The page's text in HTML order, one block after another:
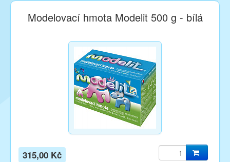
Facebook
Modelovací hmota Modelit 500 g - bílá
315,00 Kč